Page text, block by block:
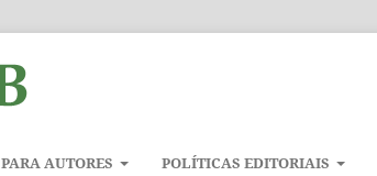
PARA AUTORES POLÍTICAS EDITORIAIS